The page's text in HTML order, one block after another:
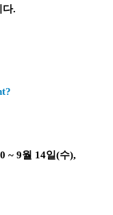
다.
~ 9월 14일(수),